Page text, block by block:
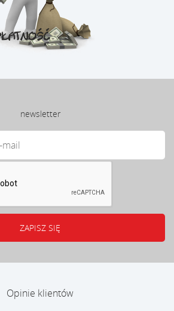
newsletter
Opinie klientów